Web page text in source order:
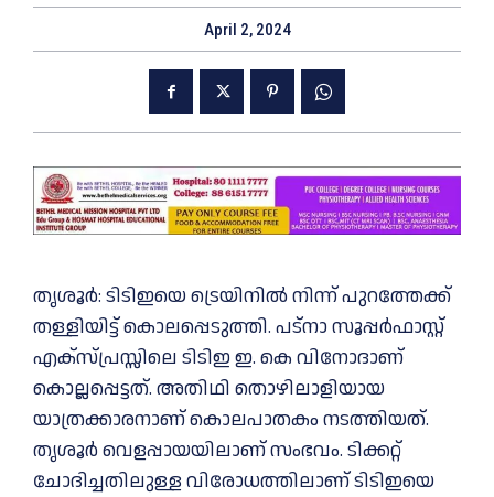
April 2, 2024
തൃശൂര്‍: ടിടിഇയെ ട്രെയിനില്‍ നിന്ന് പുറത്തേക്ക്
തള്ളിയിട്ട് കൊലപ്പെടുത്തി. പട്നാ സൂപ്പർഫാസ്റ്റ്
എക്സ്പ്രസ്സിലെ ടിടിഇ ഇ. കെ വിനോദാണ്
കൊല്ലപ്പെട്ടത്. അതിഥി തൊഴിലാളിയായ
യാത്രക്കാരനാണ് കൊലപാതകം നടത്തിയത്.
തൃശൂര്‍ വെളപ്പായയിലാണ് സംഭവം. ടിക്കറ്റ്
ചോദിച്ചതിലുള്ള വിരോധത്തിലാണ് ടിടിഇയെ